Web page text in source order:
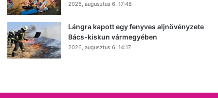
2026, augusztus 6. 17:48
Lángra kapott egy fenyves aljnövényzete
Bács-kiskun vármegyében
2026, augusztus 6. 14:17